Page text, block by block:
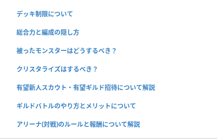
デッキ制限について
総合力と編成の隠し方
被ったモンスターはどうするべき？
クリスタライズはするべき？
有望新人スカウト・有望ギルド招待について解説
ギルドバトルのやり方とメリットについて
アリーナ(対戦)のルールと報酬について解説